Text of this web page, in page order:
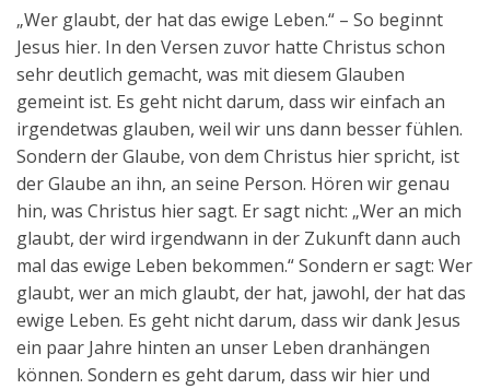
„Wer glaubt, der hat das ewige Leben.“ – So beginnt
Jesus hier. In den Versen zuvor hatte Christus schon
sehr deutlich gemacht, was mit diesem Glauben
gemeint ist. Es geht nicht darum, dass wir einfach an
irgendetwas glauben, weil wir uns dann besser fühlen.
Sondern der Glaube, von dem Christus hier spricht, ist
der Glaube an ihn, an seine Person. Hören wir genau
hin, was Christus hier sagt. Er sagt nicht: „Wer an mich
glaubt, der wird irgendwann in der Zukunft dann auch
mal das ewige Leben bekommen.“ Sondern er sagt: Wer
glaubt, wer an mich glaubt, der hat, jawohl, der hat das
ewige Leben. Es geht nicht darum, dass wir dank Jesus
ein paar Jahre hinten an unser Leben dranhängen
können. Sondern es geht darum, dass wir hier und